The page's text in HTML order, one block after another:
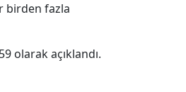
birden fazla
olarak açıklandı.